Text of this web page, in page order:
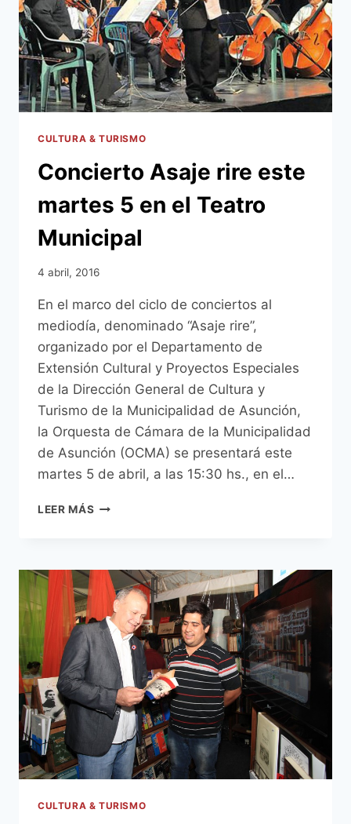
CULTURA & TURISMO
Concierto Asaje rire este
martes 5 en el Teatro
Municipal
4 abril, 2016
En el marco del ciclo de conciertos al
mediodía, denominado “Asaje rire”,
organizado por el Departamento de
Extensión Cultural y Proyectos Especiales
de la Dirección General de Cultura y
Turismo de la Municipalidad de Asunción,
la Orquesta de Cámara de la Municipalidad
de Asunción (OCMA) se presentará este
martes 5 de abril, a las 15:30 hs., en el…
LEER MÁS CONCIERTO
MARTES
EL
TEATRO
MUNICIPAL
CULTURA & TURISMO